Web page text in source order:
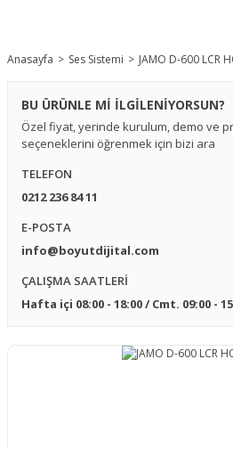
Anasayfa Ses Sistemi JAMO D-600 LCR
BU ÜRÜNLE Mİ İLGİLENİYORSUN?
Özel fiyat, yerinde kurulum, demo ve
seçeneklerini öğrenmek için bizi ara
TELEFON
0212 236 84 11
E-POSTA
info@boyutdijital.com
ÇALIŞMA SAATLERİ
Hafta içi 08:00 - 18:00 / Cmt. 09:00 -